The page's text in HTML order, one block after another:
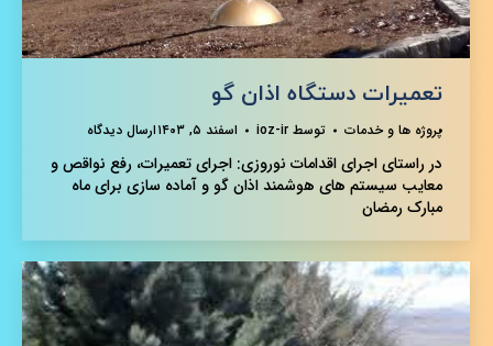
تعمیرات دستگاه اذان گو
پروژه ها و خدمات توسط ioz-ir اسفند ۵, ۱۴۰۳ ارسال دیدگاه
در راستای اجرای اقدامات نوروزی: اجرای تعمیرات، رفع نواقص و
معایب سیستم های هوشمند اذان گو و آماده سازی برای ماه
مبارک رمضان